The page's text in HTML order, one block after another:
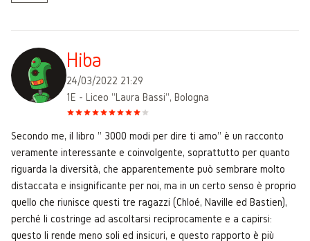
Hiba
24/03/2022 21:29
1E - Liceo "Laura Bassi", Bologna
Secondo me, il libro " 3000 modi per dire ti amo" è un racconto
veramente interessante e coinvolgente, soprattutto per quanto
riguarda la diversità, che apparentemente può sembrare molto
distaccata e insignificante per noi, ma in un certo senso è proprio
quello che riunisce questi tre ragazzi (Chloé, Naville ed Bastien),
perché li costringe ad ascoltarsi reciprocamente e a capirsi:
questo li rende meno soli ed insicuri, e questo rapporto è più